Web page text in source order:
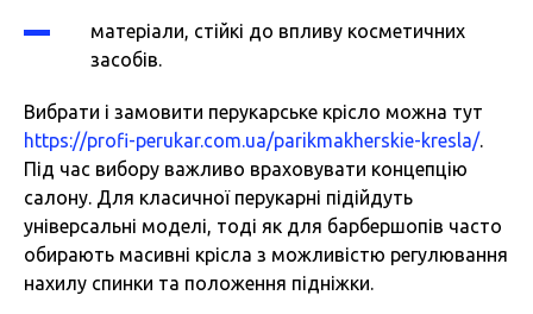
матеріали, стійкі до впливу косметичних
засобів.
Вибрати і замовити перукарське крісло можна тут
https://profi-perukar.com.ua/parikmakherskie-kresla/.
Під час вибору важливо враховувати концепцію
салону. Для класичної перукарні підійдуть
універсальні моделі, тоді як для барбершопів часто
обирають масивні крісла з можливістю регулювання
нахилу спинки та положення підніжки.